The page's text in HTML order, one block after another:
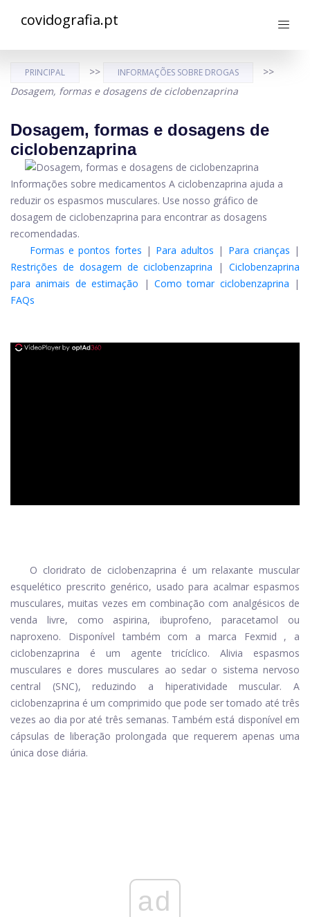
covidografia.pt
PRINCIPAL >> INFORMAÇÕES SOBRE DROGAS
>>
Dosagem, formas e dosagens de ciclobenzaprina
Dosagem, formas e dosagens de
ciclobenzaprina
Informações sobre medicamentos A ciclobenzaprina ajuda a
reduzir os espasmos musculares. Use nosso gráfico de
dosagem de ciclobenzaprina para encontrar as dosagens
recomendadas.
Formas e pontos fortes | Para adultos | Para crianças |
Restrições de dosagem de ciclobenzaprina |Ciclobenzaprina
para animais de estimação | Como tomar ciclobenzaprina |
FAQs
O cloridrato de ciclobenzaprina é um relaxante muscular
esquelético prescrito genérico, usado para acalmar espasmos
musculares, muitas vezes em combinação com analgésicos de
venda livre, como aspirina, ibuprofeno, paracetamol ou
naproxeno. Disponível também com a marca
Fexmid
, a
ciclobenzaprina é um agente tricíclico. Alivia espasmos
musculares e dores musculares ao sedar o sistema nervoso
central (SNC), reduzindo a hiperatividade muscular. A
ciclobenzaprina é um comprimido que pode ser tomado até três
vezes ao dia por até três semanas. Também está disponível em
cápsulas de liberação prolongada que requerem apenas uma
única dose diária.
ad